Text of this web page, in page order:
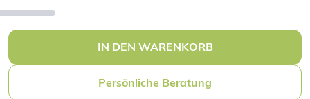
IN DEN WARENKORB
Persönliche Beratung